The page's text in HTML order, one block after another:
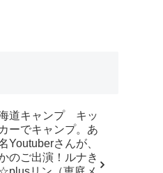
海道キャンプ キッ
ーでキャンプ。あ
Youtuberさんが、
のご出演！ルナき